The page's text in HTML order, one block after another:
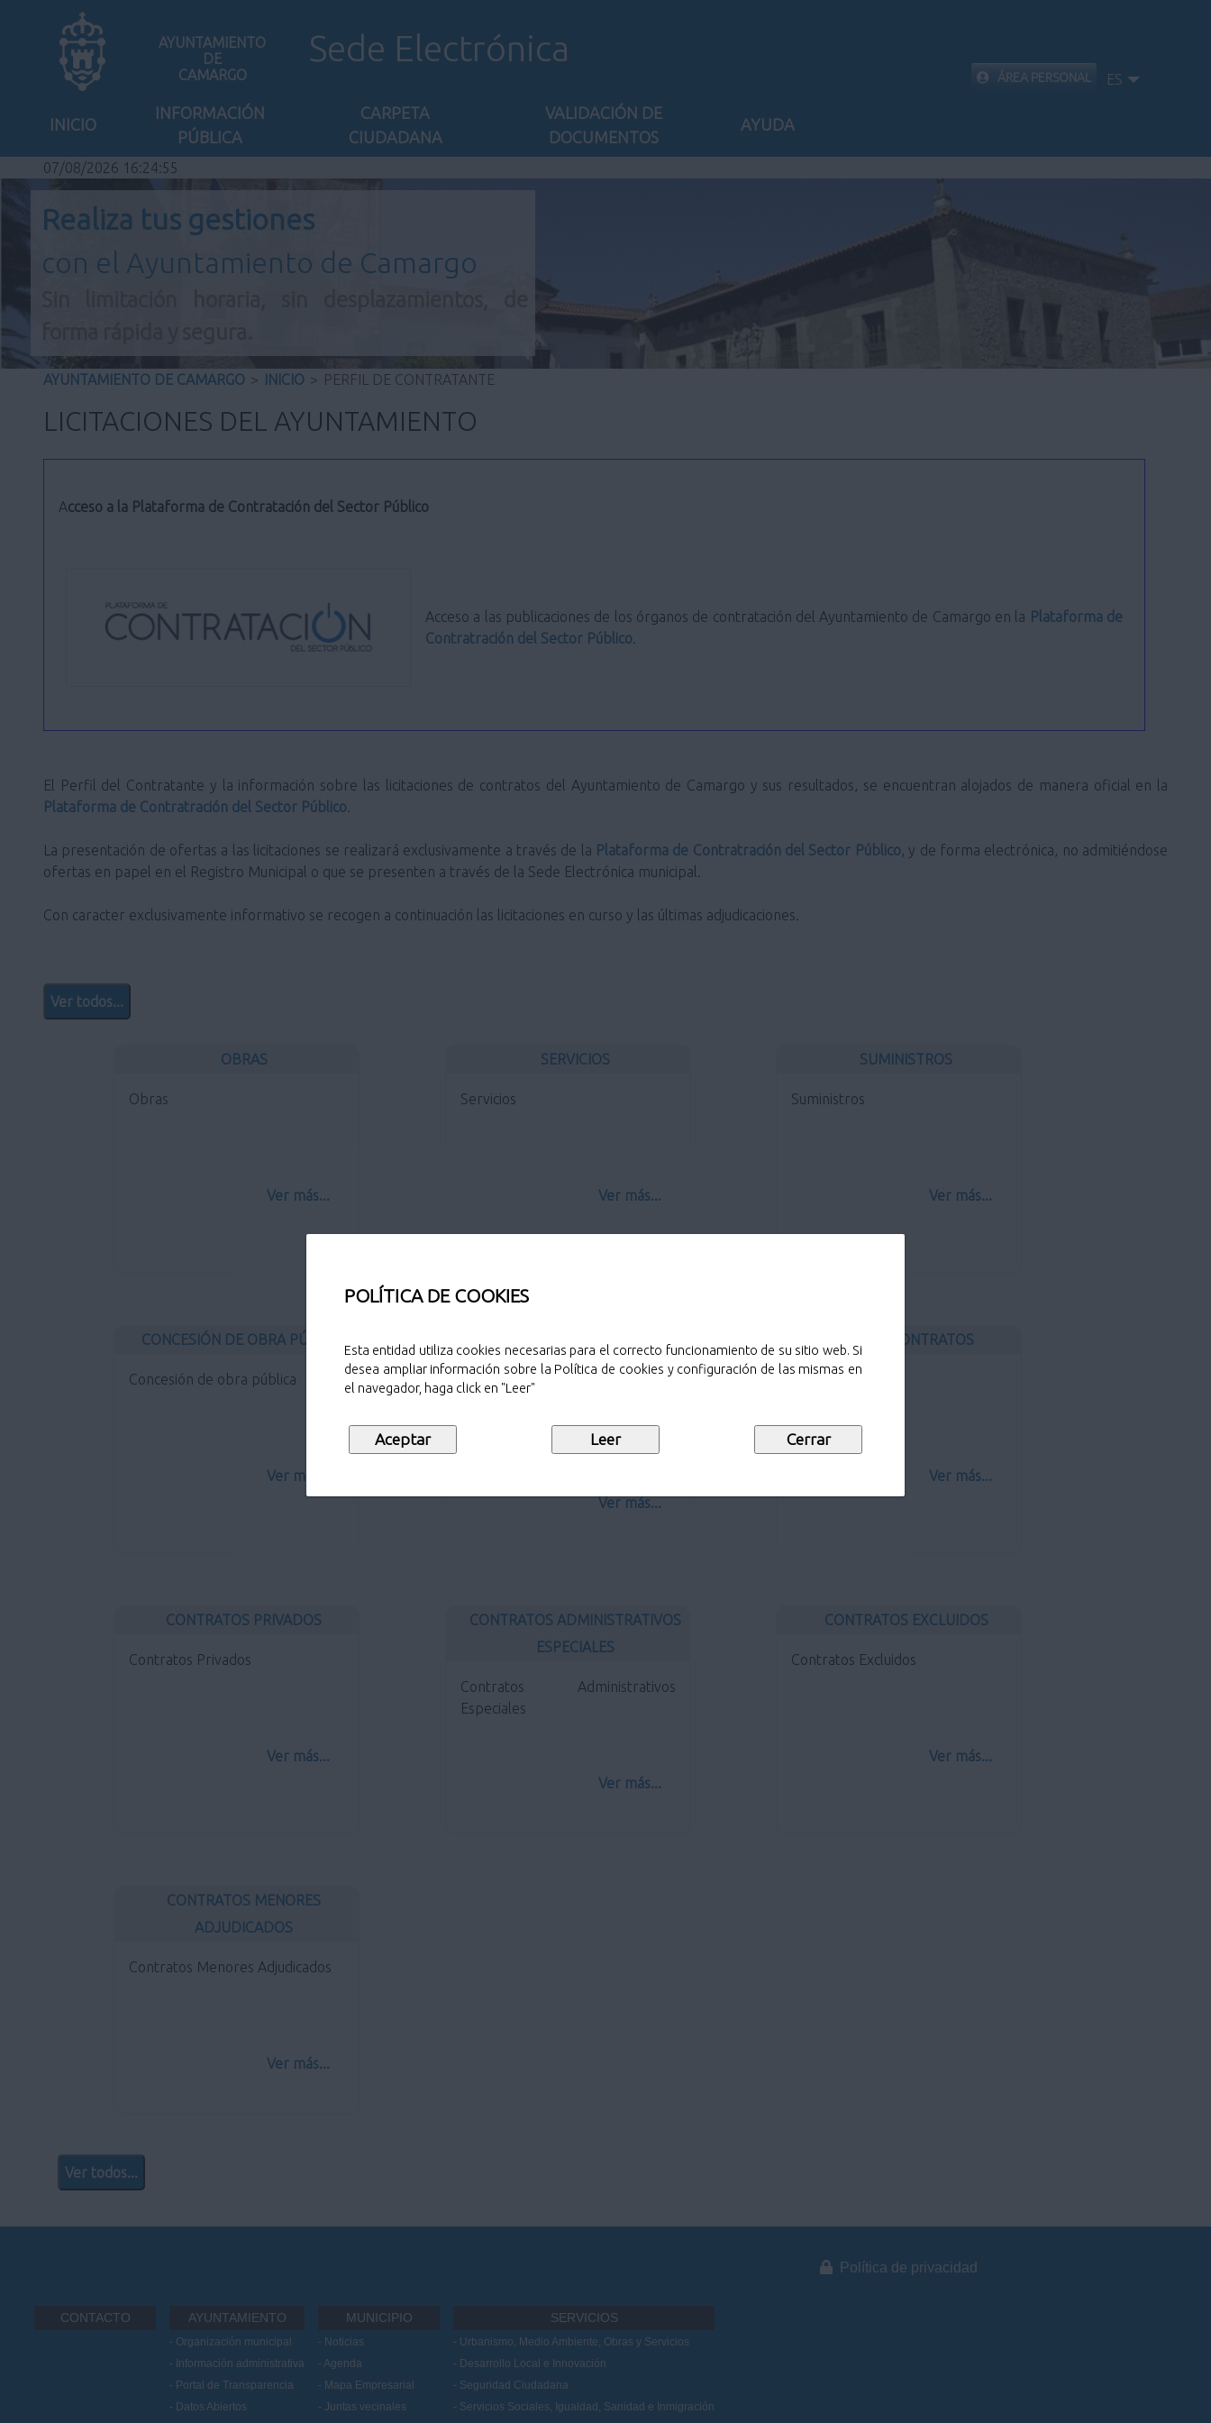
POLÍTICA DE COOKIES
Esta entidad utiliza cookies necesarias para el correcto funcionamiento de su sitio web. Si
desea ampliar información sobre la Política de cookies y configuración de las mismas en
el navegador, haga click en "Leer"
AYUNTAMIENTO
DE
CAMARGO
Sede Electrónica
INICIO
INFORMACIÓN
PÚBLICA
CARPETA
CIUDADANA
VALIDACIÓN DE
DOCUMENTOS
AYUDA
ÁREA PERSONAL ES
07/08/2026 16:24:56
Realiza tus gestiones
con el Ayuntamiento de Camargo
AYUNTAMIENTO DE CAMARGO > INICIO > PERFIL DE CONTRATANTE
LICITACIONES DEL AYUNTAMIENTO
Acceso a la Plataforma de Contratación del Sector Público
Acceso a las publicaciones de los órganos de contratación del Ayuntamiento de Camargo en la Plataforma de
Contratración del Sector Público.
El Perfil del Contratante y la información sobre las licitaciones de contratos del Ayuntamiento de Camargo y sus resultados, se encuentran alojados de manera oficial en la
Plataforma de Contratración del Sector Público.
La presentación de ofertas a las licitaciones se realizará exclusivamente a través de la Plataforma de Contratración del Sector Público, y de forma electrónica, no admitiéndose
ofertas en papel en el Registro Municipal o que se presenten a través de la Sede Electrónica municipal.
Con caracter exclusivamente informativo se recogen a continuación las licitaciones en curso y las últimas adjudicaciones.
Ver todos...
OBRAS
Obras
Ver más...
SERVICIOS
Servicios
Ver más...
SUMINISTROS
Suministros
Ver más...
CONCESIÓN DE OBRA PÚBLICA
Concesión de obra pública
Ver más...
SERVICIOS PÚBLICOS
Ver más...
OTROS CONTRATOS
Otros contratos
Ver más...
CONTRATOS PRIVADOS
Contratos Privados
Ver más...
CONTRATOS ADMINISTRATIVOS
ESPECIALES
Contratos Administrativos
Especiales
Ver más...
CONTRATOS EXCLUIDOS
Contratos Excluidos
Ver más...
CONTRATOS MENORES
ADJUDICADOS
Contratos Menores Adjudicados
Ver más...
Ver todos...
CONTACTO AYUNTAMIENTO
Organización municipal
Información administrativa
Portal de Transparencia
Datos Abiertos
MUNICIPIO
Noticias
Agenda
Mapa Empresarial
Juntas vecinales
SERVICIOS
Urbanismo, Medio Ambiente, Obras y Servicios
Desarrollo Local e Innovación
Seguridad Ciudadana
Servicios Sociales, Igualdad, Sanidad e Inmigración
Política de privacidad